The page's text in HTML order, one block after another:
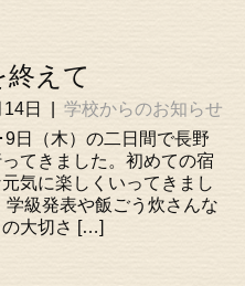
終えて
日
学校からのお知らせ
日（木）の二日間で長野
てきました。初めての宿
気に楽しくいってきまし
級発表や飯ごう炊さんな
の大切さ […]